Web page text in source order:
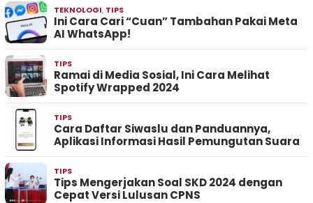
TEKNOLOGI, TIPS
Ini Cara Cari “Cuan” Tambahan Pakai Meta
AI WhatsApp!
TIPS
Ramai di Media Sosial, Ini Cara Melihat
Spotify Wrapped 2024
TIPS
Cara Daftar Siwaslu dan Panduannya,
Aplikasi Informasi Hasil Pemungutan Suara
TIPS
Tips Mengerjakan Soal SKD 2024 dengan
Cepat Versi Lulusan CPNS